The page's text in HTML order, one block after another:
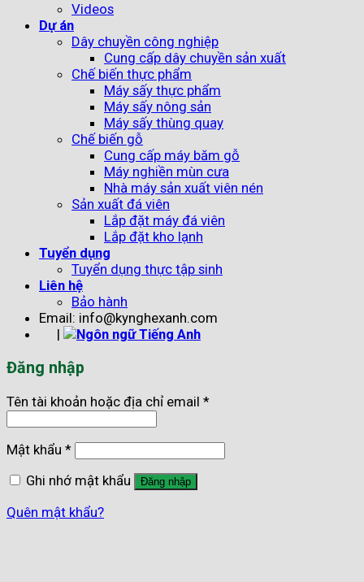
Videos
Dự án
Dây chuyền công nghiệp
Cung cấp dây chuyền sản xuất
Chế biến thực phẩm
Máy sấy thực phẩm
Máy sấy nông sản
Máy sấy thùng quay
Chế biến gỗ
Cung cấp máy băm gỗ
Máy nghiền mùn cưa
Nhà máy sản xuất viên nén
Sản xuất đá viên
Lắp đặt máy đá viên
Lắp đặt kho lạnh
Tuyển dụng
Tuyển dụng thực tập sinh
Liên hệ
Bảo hành
Email: info@kynghexanh.com
|
Đăng nhập
Tên tài khoản hoặc địa chỉ email *
Mật khẩu *
Ghi nhớ mật khẩu
Đăng nhập
Quên mật khẩu?